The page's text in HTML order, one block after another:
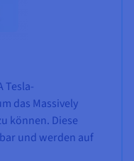
Tesla-
das Massively
können. Diese
und werden auf